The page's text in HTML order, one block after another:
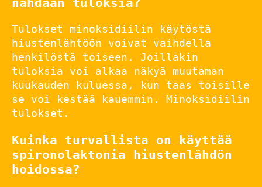
Tulokset minoksidiilin käytöstä
hiustenlähtöön voivat vaihdella
henkilöstä toiseen. Joillakin
tuloksia voi alkaa näkyä muutaman
kuukauden kuluessa, kun taas toisille
se voi kestää kauemmin. Minoksidiilin
tulokset.
Kuinka turvallista on käyttää
spironolaktonia hiustenlähdön
hoidossa?